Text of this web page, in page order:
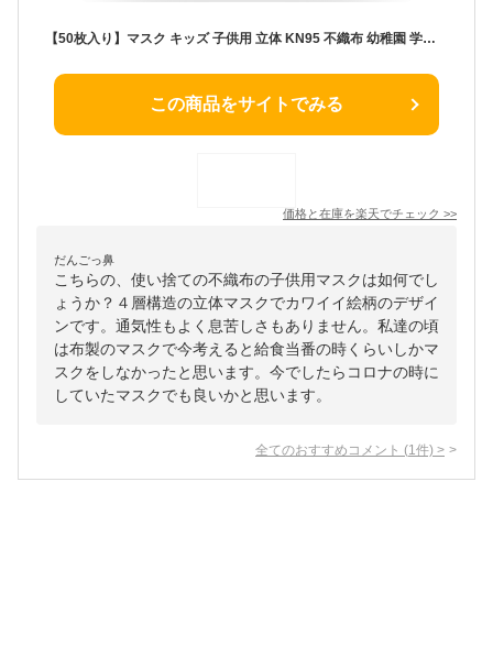
【50枚入り】マスク キッズ 子供用 立体 KN95 不織布 幼稚園 学生 おしゃれ 絵柄 可愛い こども 立体マスク 使い捨て 4層構造 99％以上カット 耳痛くない 耳 苦しくない 使い捨て 女の子 男の子 ホコリ 飛沫感染 柔らかい 肌触りが良い 通気性 安全保証
この商品をサイトでみる
価格と在庫を楽天でチェック >>
だんごっ鼻
こちらの、使い捨ての不織布の子供用マスクは如何でし
ょうか？４層構造の立体マスクでカワイイ絵柄のデザイ
ンです。通気性もよく息苦しさもありません。私達の頃
は布製のマスクで今考えると給食当番の時くらいしかマ
スクをしなかったと思います。今でしたらコロナの時に
していたマスクでも良いかと思います。
全てのおすすめコメント (1 件) >